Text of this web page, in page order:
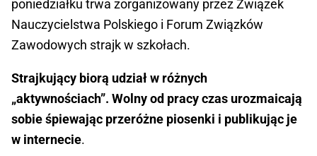
poniedziałku trwa zorganizowany przez Związek
Nauczycielstwa Polskiego i Forum Związków
Zawodowych strajk w szkołach.
Strajkujący biorą udział w różnych
„aktywnościach”. Wolny od pracy czas urozmaicają
sobie śpiewając przeróżne piosenki i publikując je
w internecie.